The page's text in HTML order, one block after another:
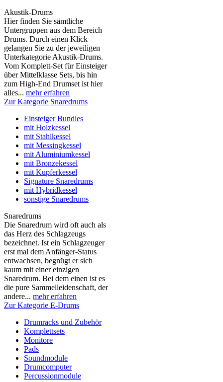
Akustik-Drums
Hier finden Sie sämtliche
Untergruppen aus dem Bereich
Drums. Durch einen Klick
gelangen Sie zu der jeweiligen
Unterkategorie Akustik-Drums.
Vom Komplett-Set für Einsteiger
über Mittelklasse Sets, bis hin
zum High-End Drumset ist hier
alles... mehr erfahren
Zur Kategorie Snaredrums
Einsteiger Bundles
mit Holzkessel
mit Stahlkessel
mit Messingkessel
mit Aluminiumkessel
mit Bronzekessel
mit Kupferkessel
Signature Snaredrums
mit Hybridkessel
sonstige Snaredrums
Snaredrums
Die Snaredrum wird oft auch als
das Herz des Schlagzeugs
bezeichnet. Ist ein Schlagzeuger
erst mal dem Anfänger-Status
entwachsen, begnügt er sich
kaum mit einer einzigen
Snaredrum. Bei dem einen ist es
die pure Sammelleidenschaft, der
andere... mehr erfahren
Zur Kategorie E-Drums
Drumracks und Zubehör
Komplettsets
Monitore
Pads
Soundmodule
Drumcomputer
Percussionmodule